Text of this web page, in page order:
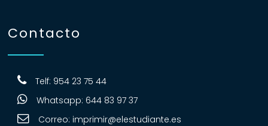
Contacto
Telf: 954 23 75 44
Whatsapp: 644 83 97 37
Correo: imprimir@elestudiante.es